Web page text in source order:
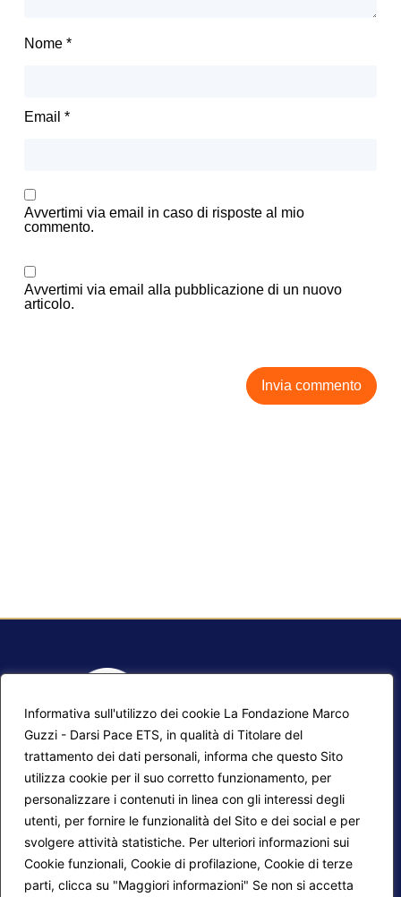
Informativa sull'utilizzo dei cookie La Fondazione Marco
Guzzi - Darsi Pace ETS, in qualità di Titolare del
trattamento dei dati personali, informa che questo Sito
utilizza cookie per il suo corretto funzionamento, per
personalizzare i contenuti in linea con gli interessi degli
utenti, per fornire le funzionalità del Sito e dei social e per
svolgere attività statistiche. Per ulteriori informazioni sui
Cookie funzionali, Cookie di profilazione, Cookie di terze
parti, clicca su "Maggiori informazioni" Se non si accetta
Nome *
Email *
Avvertimi via email in caso di risposte al mio
commento.
Avvertimi via email alla pubblicazione di un nuovo
articolo.
Mappa del sito
Progetti Darsi Pace
Login redattori
Calendario corsi
Privacy Policy
Cookie Policy